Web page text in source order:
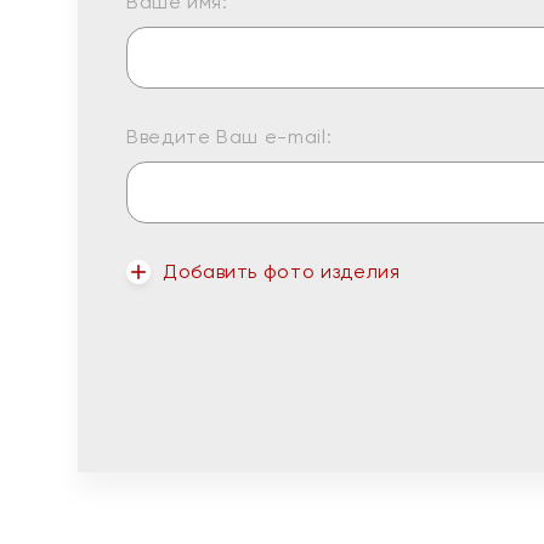
Введите Ваш e-mail:
Добавить фото изделия